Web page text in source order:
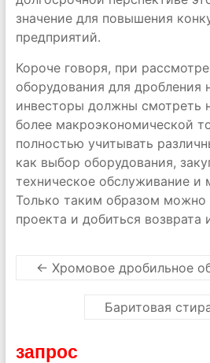
значение для повышения
предприятий.
Короче говоря, при
оборудования для дробления
инвесторы должны смотреть
более макроэкономической
полностью учитывать
как выбор оборудования,
техническое обслуживание и
Только таким образом можно
проекта и добиться возврата
← Хромовое дробильное
Баритовая
запрос